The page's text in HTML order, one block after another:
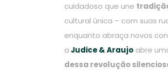
cuidadoso que une
cultural única – com suas
enquanto abraça novos
a Judice & Araujo abre
dessa revolução